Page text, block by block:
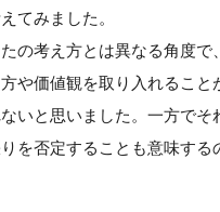
てみました。
の考え方とは異なる角度で
や価値観を取り入れるこ
いと思いました。一方で
を否定することも意味す